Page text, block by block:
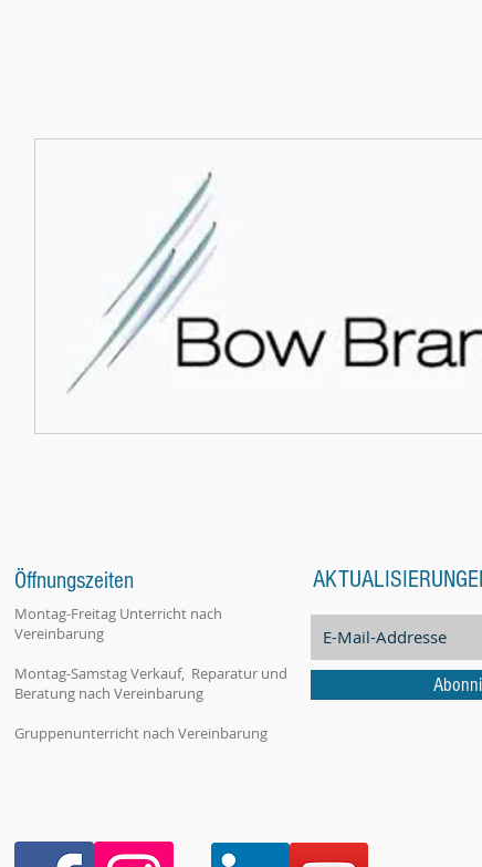
Öffnungszeiten
Montag-Freitag Unterricht nach
Vereinbarung
Montag-Samstag Verkauf, Reparatur und
Beratung nach Vereinbarung
Gruppenunterricht nach Vereinbarung